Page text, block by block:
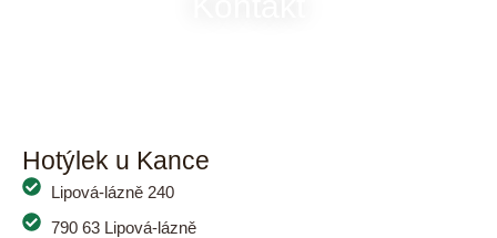
Hotýlek u Kance
Lipová-lázně 240
790 63 Lipová-lázně